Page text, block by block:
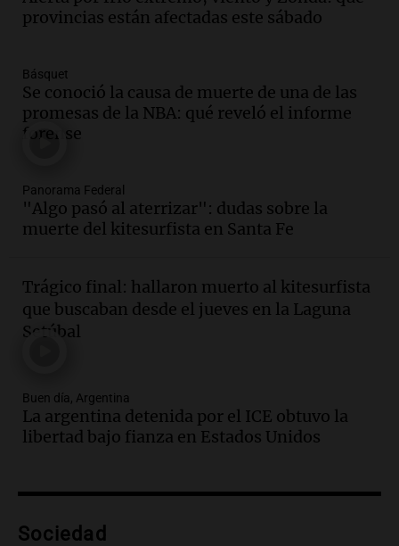
de la víctima
Audio.Análisis de la derrota legislativa
del oficialismo en el Congreso: El
impacto en la opinión pública
Panorama Federal
Audio.Murió Jorge Messi
Una mañana para todos
Audio.Mateo, a los 25 años, lucha
contra el tiempo: necesita un trasplante
para poder seguir viviend
Audio.Estiman que la inflación nacional
de julio será menor al 2,9% registrado
en CABA
protocolo contra ciberbullying y
provincias están afectadas este sábado
Básquet
Se conoció la causa de muerte de una de las
promesas de la NBA: qué reveló el informe
forense
Panorama Federal
"Algo pasó al aterrizar": dudas sobre la
muerte del kitesurfista en Santa Fe
Trágico final: hallaron muerto al kitesurfista
que buscaban desde el jueves en la Laguna
Setúbal
Buen día, Argentina
La argentina detenida por el ICE obtuvo la
libertad bajo fianza en Estados Unidos
Sociedad